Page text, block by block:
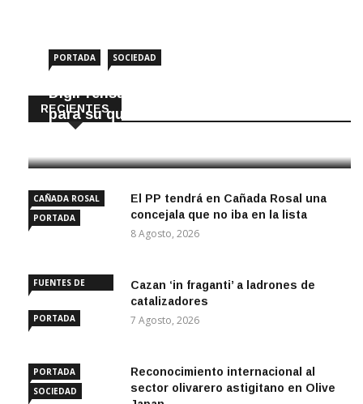
RECIENTES
PORTADA SOCIEDAD
DigiPrensa selecciona a Écija al Día
para su quiosco mundial
CAÑADA ROSAL
PORTADA
El PP tendrá en Cañada Rosal una
concejala que no iba en la lista
8 Agosto, 2026
FUENTES DE
PORTADA
Cazan ‘in fraganti’ a ladrones de
catalizadores
7 Agosto, 2026
PORTADA
SOCIEDAD
Reconocimiento internacional al
sector olivarero astigitano en Olive